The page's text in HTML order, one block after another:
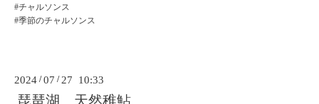
#チャルソンス
#季節のチャルソンス
2024 /07 / 27 10:33
琵琶湖 天然稚鮎